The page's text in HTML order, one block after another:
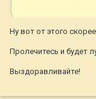
Ну вот от этого
Пролечитесь и будет
Выздоравливайте!